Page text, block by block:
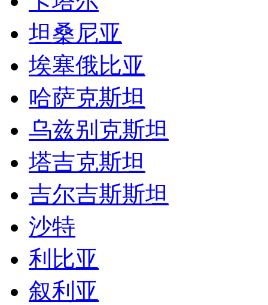
坦桑尼亚
埃塞俄比亚
哈萨克斯坦
乌兹别克斯坦
塔吉克斯坦
吉尔吉斯斯坦
沙特
利比亚
叙利亚